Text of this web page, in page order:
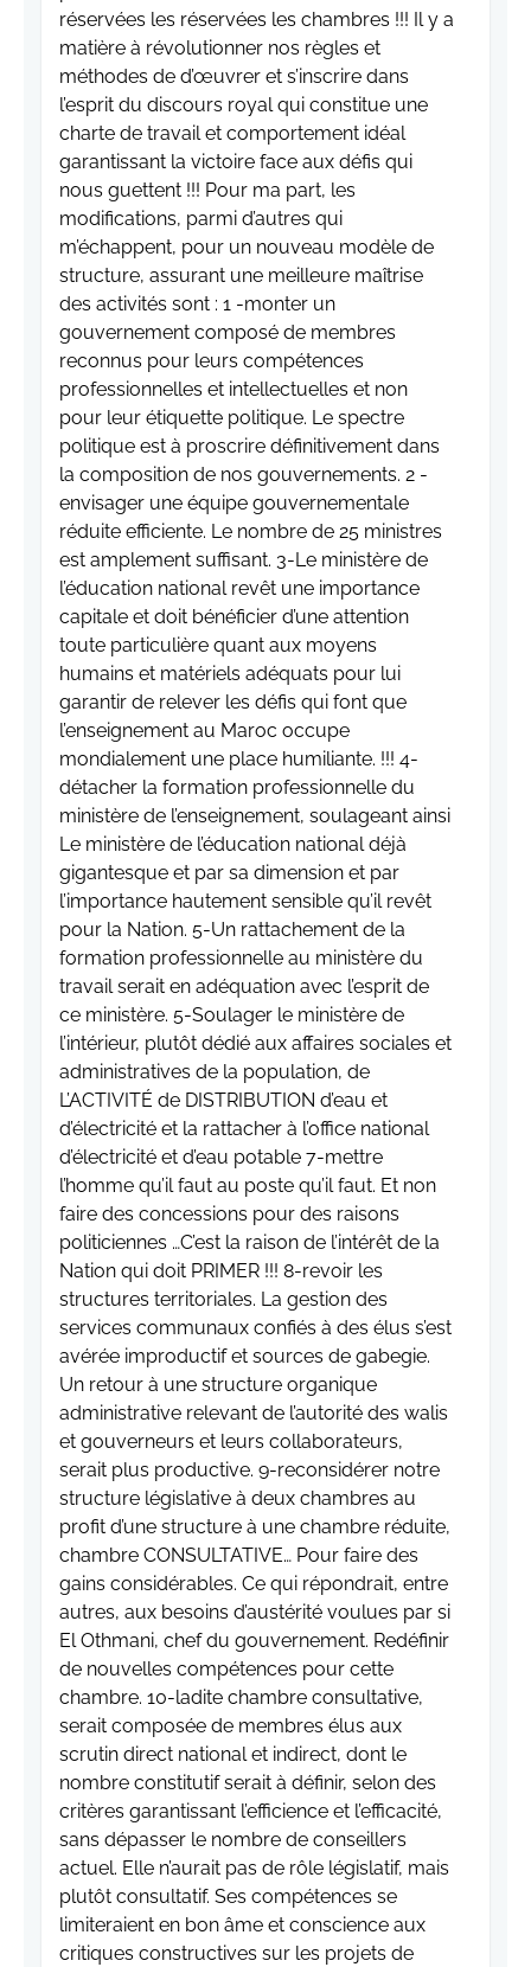
réservées les réservées les chambres !!! Il y a
matière à révolutionner nos règles et
méthodes de d’œuvrer et s’inscrire dans
l’esprit du discours royal qui constitue une
charte de travail et comportement idéal
garantissant la victoire face aux défis qui
nous guettent !!! Pour ma part, les
modifications, parmi d’autres qui
m’échappent, pour un nouveau modèle de
structure, assurant une meilleure maîtrise
des activités sont : 1 -monter un
gouvernement composé de membres
reconnus pour leurs compétences
professionnelles et intellectuelles et non
pour leur étiquette politique. Le spectre
politique est à proscrire définitivement dans
la composition de nos gouvernements. 2 -
envisager une équipe gouvernementale
réduite efficiente. Le nombre de 25 ministres
est amplement suffisant. 3-Le ministère de
l’éducation national revêt une importance
capitale et doit bénéficier d’une attention
toute particulière quant aux moyens
humains et matériels adéquats pour lui
garantir de relever les défis qui font que
l’enseignement au Maroc occupe
mondialement une place humiliante. !!! 4-
détacher la formation professionnelle du
ministère de l’enseignement, soulageant ainsi
Le ministère de l’éducation national déjà
gigantesque et par sa dimension et par
l’importance hautement sensible qu’il revêt
pour la Nation. 5-Un rattachement de la
formation professionnelle au ministère du
travail serait en adéquation avec l’esprit de
ce ministère. 5-Soulager le ministère de
l’intérieur, plutôt dédié aux affaires sociales et
administratives de la population, de
L’ACTIVITÉ de DISTRIBUTION d’eau et
d’électricité et la rattacher à l’office national
d’électricité et d’eau potable 7-mettre
l’homme qu’il faut au poste qu’il faut. Et non
faire des concessions pour des raisons
politiciennes …C’est la raison de l’intérêt de la
Nation qui doit PRIMER !!! 8-revoir les
structures territoriales. La gestion des
services communaux confiés à des élus s’est
avérée improductif et sources de gabegie.
Un retour à une structure organique
administrative relevant de l’autorité des walis
et gouverneurs et leurs collaborateurs,
serait plus productive. 9-reconsidérer notre
structure législative à deux chambres au
profit d’une structure à une chambre réduite,
chambre CONSULTATIVE… Pour faire des
gains considérables. Ce qui répondrait, entre
autres, aux besoins d’austérité voulues par si
El Othmani, chef du gouvernement. Redéfinir
de nouvelles compétences pour cette
chambre. 10-ladite chambre consultative,
serait composée de membres élus aux
scrutin direct national et indirect, dont le
nombre constitutif serait à définir, selon des
critères garantissant l’efficience et l’efficacité,
sans dépasser le nombre de conseillers
actuel. Elle n’aurait pas de rôle législatif, mais
plutôt consultatif. Ses compétences se
limiteraient en bon âme et conscience aux
critiques constructives sur les projets de